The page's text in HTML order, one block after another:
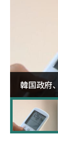
韓国政府
に需給